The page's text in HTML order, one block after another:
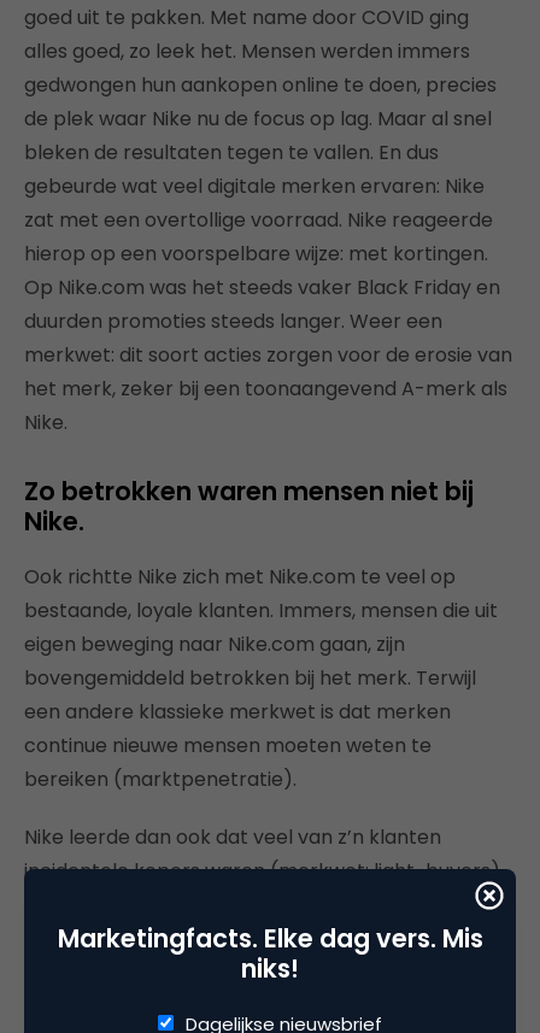
goed uit te pakken. Met name door COVID ging
alles goed, zo leek het. Mensen werden immers
gedwongen hun aankopen online te doen, precies
de plek waar Nike nu de focus op lag. Maar al snel
bleken de resultaten tegen te vallen. En dus
gebeurde wat veel digitale merken ervaren: Nike
zat met een overtollige voorraad. Nike reageerde
hierop op een voorspelbare wijze: met kortingen.
Op Nike.com was het steeds vaker Black Friday en
duurden promoties steeds langer. Weer een
merkwet: dit soort acties zorgen voor de erosie van
het merk, zeker bij een toonaangevend A-merk als
Nike.
Zo betrokken waren mensen niet bij
Nike.
Ook richtte Nike zich met Nike.com te veel op
bestaande, loyale klanten. Immers, mensen die uit
eigen beweging naar Nike.com gaan, zijn
bovengemiddeld betrokken bij het merk. Terwijl
een andere klassieke merkwet is dat merken
continue nieuwe mensen moeten weten te
bereiken (marktpenetratie).
Nike leerde dan ook dat veel van z’n klanten
incidentele kopers waren (merkwet: light-buyers).
Het waren mensen die weliswaar vaak voor Nike
kozen, maar vooral omdat Nike mentaal en fysiek
zo dominant aanwezig was. Nike was daardoor de
Marketingfacts. Elke dag vers. Mis
niks!
Dagelijkse nieuwsbrief